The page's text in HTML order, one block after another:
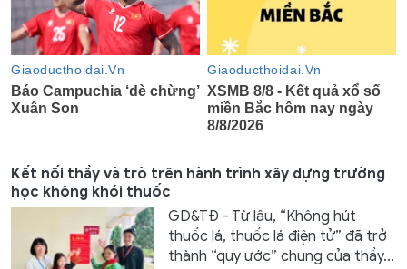
Kết nối thầy và trò trên hành trình xây dựng trường
học không khói thuốc
GD&TĐ - Từ lâu, “Không hút
thuốc lá, thuốc lá điện tử” đã trở
thành “quy ước” chung của thầy...